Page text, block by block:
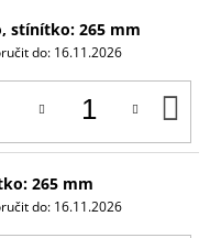
stínítko: 265 mm
do: 16.11.2026
265 mm
do: 16.11.2026